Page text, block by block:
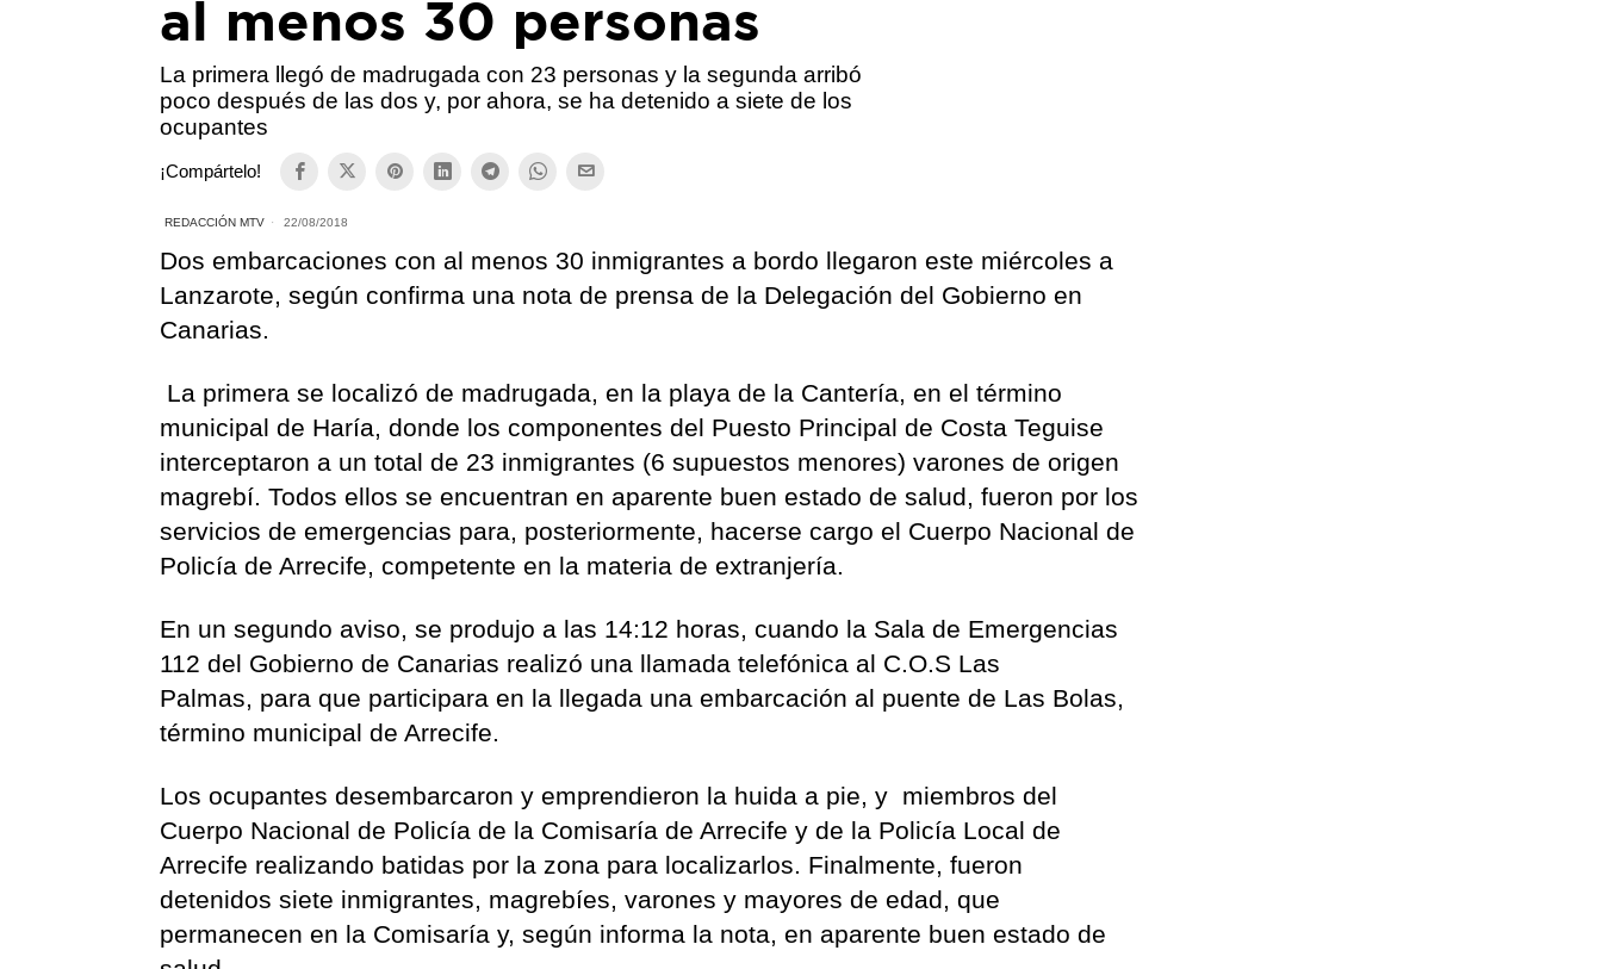
al menos 30 personas
La primera llegó de madrugada con 23 personas y la segunda arribó
poco después de las dos y, por ahora, se ha detenido a siete de los
ocupantes
¡Compártelo!
REDACCIÓN MTV 22/08/2018
Dos embarcaciones con al menos 30 inmigrantes a bordo llegaron este miércoles a
Lanzarote, según confirma una nota de prensa de la Delegación del Gobierno en
Canarias.
La primera se localizó de madrugada, en la playa de la Cantería, en el término
municipal de Haría, donde los componentes del Puesto Principal de Costa Teguise
interceptaron a un total de 23 inmigrantes (6 supuestos menores) varones de origen
magrebí. Todos ellos se encuentran en aparente buen estado de salud, fueron por los
servicios de emergencias para, posteriormente, hacerse cargo el Cuerpo Nacional de
Policía de Arrecife, competente en la materia de extranjería.
En un segundo aviso, se produjo a las 14:12 horas, cuando la Sala de Emergencias
112 del Gobierno de Canarias realizó una llamada telefónica al C.O.S Las
Palmas, para que participara en la llegada una embarcación al puente de Las Bolas,
término municipal de Arrecife.
Los ocupantes desembarcaron y emprendieron la huida a pie, y miembros del
Cuerpo Nacional de Policía de la Comisaría de Arrecife y de la Policía Local de
Arrecife realizando batidas por la zona para localizarlos. Finalmente, fueron
detenidos siete inmigrantes, magrebíes, varones y mayores de edad, que
permanecen en la Comisaría y, según informa la nota, en aparente buen estado de